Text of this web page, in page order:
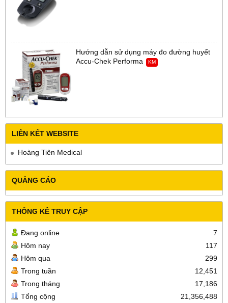
Hướng dẫn sử dụng máy đo đường huyết
Accu-Chek Performa
KM
LIÊN KẾT WEBSITE
Hoàng Tiên Medical
QUẢNG CÁO
THỐNG KÊ TRUY CẬP
Đang online
7
Hôm nay
117
Hôm qua
299
Trong tuần
12,451
Trong tháng
17,186
Tổng cộng
21,356,488